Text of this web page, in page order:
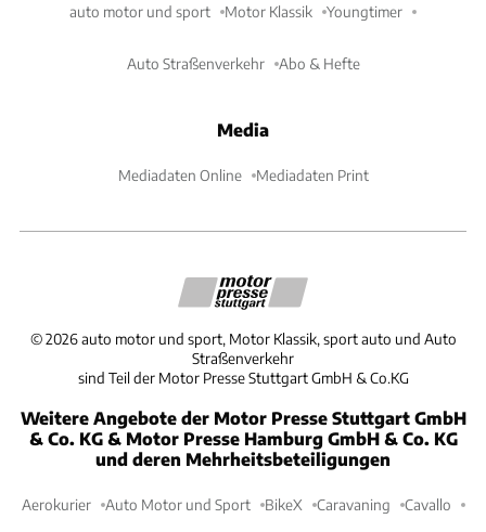
auto motor und sport Motor Klassik Youngtimer
Auto Straßenverkehr Abo & Hefte
Media
Mediadaten Online Mediadaten Print
©2026 auto motor und sport, Motor Klassik, sport auto und Auto
Straßenverkehr
sind Teil der Motor Presse Stuttgart GmbH & Co.KG
Weitere Angebote der Motor Presse Stuttgart GmbH
& Co. KG & Motor Presse Hamburg GmbH & Co. KG
und deren Mehrheitsbeteiligungen
Aerokurier Auto Motor und Sport BikeX Caravaning Cavallo